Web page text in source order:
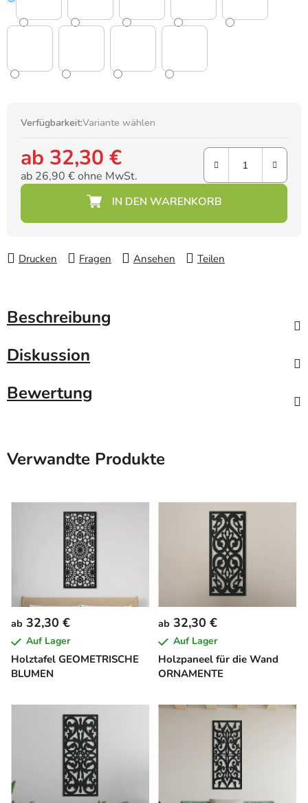
Verfügbarkeit:Variante wählen
ab 32,30 €
ab 26,90 €ohne MwSt.
Drucken Fragen Ansehen Teilen
Beschreibung
Diskussion
Bewertung
Verwandte Produkte
Holztafel GEOMETRISCHE
BLUMEN
ab 32,30 €
Auf Lager
Holzpaneel für die Wand
ORNAMENTE
ab 32,30 €
Auf Lager